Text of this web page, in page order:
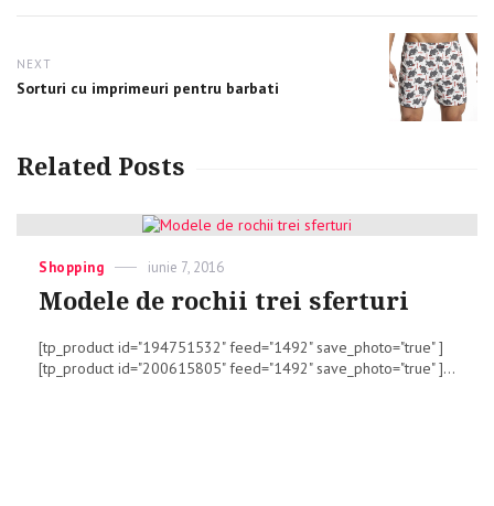
NEXT
Next
Sorturi cu imprimeuri pentru barbati
Related Posts
Categories
Shopping
Posted
on
iunie 7, 2016
Modele de rochii trei sferturi
[tp_product id="194751532" feed="1492" save_photo="true" ]
[tp_product id="200615805" feed="1492" save_photo="true" ]...